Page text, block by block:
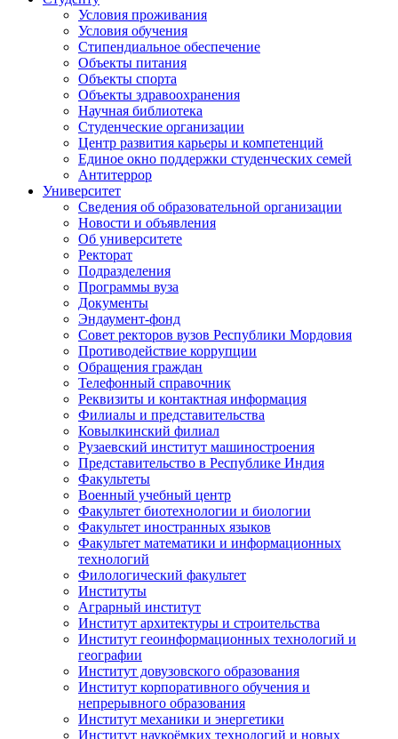
Условия проживания
Условия обучения
Стипендиальное обеспечение
Объекты питания
Объекты спорта
Объекты здравоохранения
Научная библиотека
Студенческие организации
Центр развития карьеры и компетенций
Единое окно поддержки студенческих семей
Антитеррор
Университет
Сведения об образовательной организации
Новости и объявления
Об университете
Ректорат
Подразделения
Программы вуза
Документы
Эндаумент-фонд
Совет ректоров вузов Республики Мордовия
Противодействие коррупции
Обращения граждан
Телефонный справочник
Реквизиты и контактная информация
Филиалы и представительства
Ковылкинский филиал
Рузаевский институт машиностроения
Представительство в Республике Индия
Факультеты
Военный учебный центр
Факультет биотехнологии и биологии
Факультет иностранных языков
Факультет математики и информационных
технологий
Филологический факультет
Институты
Аграрный институт
Институт архитектуры и строительства
Институт геоинформационных технологий и
географии
Институт довузовского образования
Институт корпоративного обучения и
непрерывного образования
Институт механики и энергетики
Институт наукоёмких технологий и новых